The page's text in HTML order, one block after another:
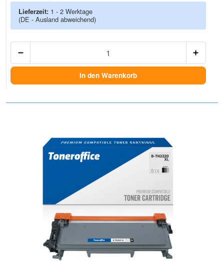
Lieferzeit: 1 - 2 Werktage
(DE - Ausland abweichend)
In den Warenkorb